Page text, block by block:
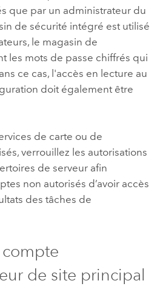
que par un administrateur du
de sécurité intégré est utilisé
le magasin de
les mots de passe chiffrés qui
ce cas, l'accès en lecture au
doit également être
de carte ou de
verrouillez les autorisations
de serveur afin
non autorisés d’avoir accès
des tâches de
de site principal